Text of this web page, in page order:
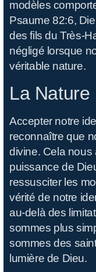
modèles
Psaume 82:6,
des fils du Très-
négligé lorsque
véritable nature.
La Nature
Accepter notre
reconnaître que
divine. Cela nous
puissance de
ressusciter les
vérité de notre
au-delà des
sommes plus
sommes des
lumière de Dieu.